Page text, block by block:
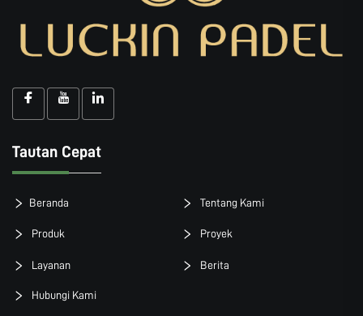
Tautan Cepat
Beranda Tentang Kami
Produk Proyek
Layanan Berita
Hubungi Kami